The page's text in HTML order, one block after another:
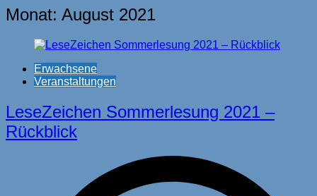
Monat: August 2021
Erwachsene
Veranstaltungen
LeseZeichen Sommerlesung 2021 –
Rückblick